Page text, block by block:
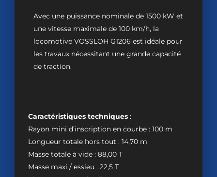
Avec une puissance nominale de 1500 kW et
une vitesse maximale de 100 km/h, la
locomotive VOSSLOH G1206 est idéale pour
les travaux nécessitant une grande capacité
de traction.
Caractéristiques techniques:
Rayon mini d’inscription en courbe : 100 m
Longueur totale hors tout : 14,70 m
Masse totale à vide : 88,00 T
Masse maxi / essieu : 22,5 T